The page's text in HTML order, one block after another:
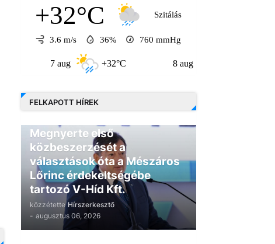
+32°C Szitálás
3.6 m/s 36% 760 mmHg
+32°C +30°C
FELKAPOTT HÍREK
Megnyerte első
közbeszerzését a
választások óta a Mészáros
Lőrinc érdekeltségébe
tartozó V-Híd Kft.
közzétette Hírszerkesztő
- augusztus 06, 2026